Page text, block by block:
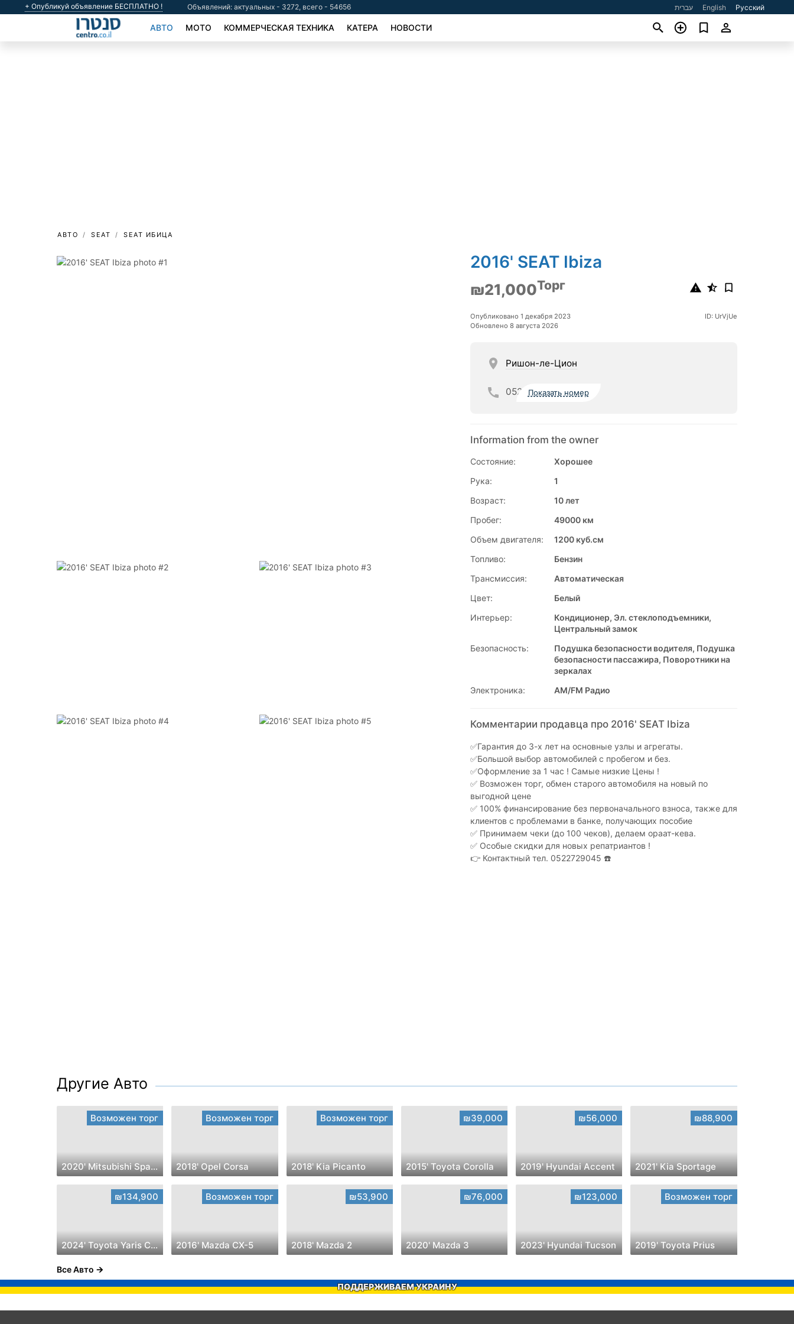
+ Опубликуй объявление БЕСПЛАТНО ! Объявлений: актуальных - 3272, всего - 54656 עברית English Русский
АВТО МОТО КОММЕРЧЕСКАЯ ТЕХНИКА КАТЕРА НОВОСТИ
АВТО SEAT SEAT ИБИЦА
2016' SEAT Ibiza
₪21,000Торг
Опубликовано 1 декабря 2023
Обновлено 8 августа 2026
ID: UrVjUe
Ришон-ле-Цион
052 Показать номер
Information from the owner
Состояние:
Хорошее
Рука:
1
Возраст:
10 лет
Пробег:
49000 км
Объем двигателя:
1200 куб.см
Топливо:
Бензин
Трансмиссия:
Автоматическая
Цвет:
Белый
Интерьер:
Кондиционер, Эл. стеклоподъемники,
Центральный замок
Безопасность:
Подушка безопасности водителя, Подушка
безопасности пассажира, Поворотники на
зеркалах
Электроника:
AM/FM Радио
Комментарии продавца про 2016' SEAT Ibiza
✅Гарантия до 3-х лет на основные узлы и агрегаты.
✅Большой выбор автомобилей с пробегом и без.
✅Оформление за 1 час ! Самые низкие Цены !
✅ Возможен торг, обмен старого автомобиля на новый по
выгодной цене
✅ 100% финансирование без первоначального взноса, также для
клиентов с проблемами в банке, получающих пособие
✅ Принимаем чеки (до 100 чеков), делаем ораат-кева.
✅ Особые скидки для новых репатриантов !
👉 Контактный тел. 0522729045 ☎️
Другие Авто
Возможен торг
2020' Mitsubishi Space Star
Возможен торг
2018' Opel Corsa
Возможен торг
2018' Kia Picanto
₪39,000
2015' Toyota Corolla
₪56,000
2019' Hyundai Accent
₪88,900
2021' Kia Sportage
₪134,900
2024' Toyota Yaris Cross
Возможен торг
2016' Mazda CX-5
₪53,900
2018' Mazda 2
₪76,000
2020' Mazda 3
₪123,000
2023' Hyundai Tucson
Возможен торг
2019' Toyota Prius
Все Авто
ПОДДЕРЖИВАЕМ УКРАИНУ